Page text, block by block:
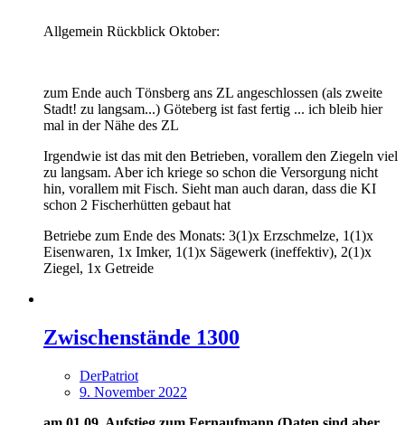
Allgemein Rückblick Oktober:
zum Ende auch Tönsberg ans ZL angeschlossen (als zweite
Stadt! zu langsam...) Göteberg ist fast fertig ... ich bleib hier
mal in der Nähe des ZL
Irgendwie ist das mit den Betrieben, vorallem den Ziegeln viel
zu langsam. Aber ich kriege so schon die Versorgung nicht
hin, vorallem mit Fisch. Sieht man auch daran, dass die KI
schon 2 Fischerhütten gebaut hat
Betriebe zum Ende des Monats: 3(1)x Erzschmelze, 1(1)x
Eisenwaren, 1x Imker, 1(1)x Sägewerk (ineffektiv), 2(1)x
Ziegel, 1x Getreide
Zwischenstände 1300
DerPatriot
9. November 2022